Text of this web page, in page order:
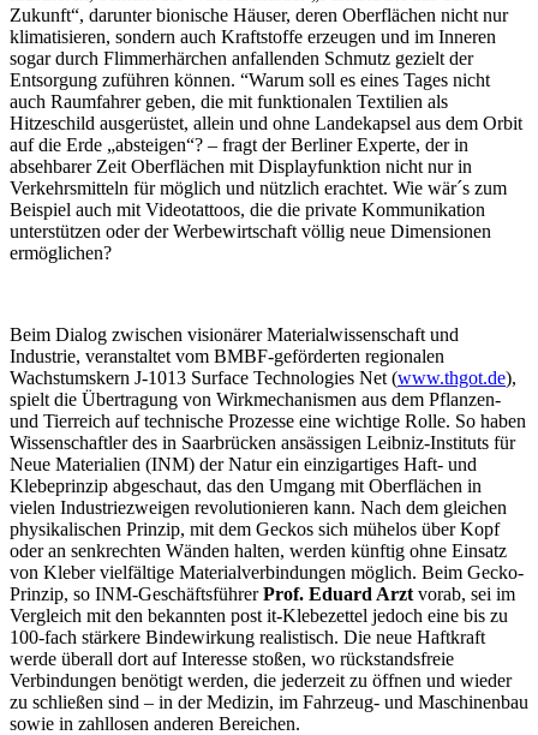
Zukunft“, darunter bionische Häuser, deren Oberflächen nicht nur
klimatisieren, sondern auch Kraftstoffe erzeugen und im Inneren
sogar durch Flimmerhärchen anfallenden Schmutz gezielt der
Entsorgung zuführen können. “Warum soll es eines Tages nicht
auch Raumfahrer geben, die mit funktionalen Textilien als
Hitzeschild ausgerüstet, allein und ohne Landekapsel aus dem Orbit
auf die Erde „absteigen“? – fragt der Berliner Experte, der in
absehbarer Zeit Oberflächen mit Displayfunktion nicht nur in
Verkehrsmitteln für möglich und nützlich erachtet. Wie wär´s zum
Beispiel auch mit Videotattoos, die die private Kommunikation
unterstützen oder der Werbewirtschaft völlig neue Dimensionen
ermöglichen?
Beim Dialog zwischen visionärer Materialwissenschaft und
Industrie, veranstaltet vom BMBF-geförderten regionalen
Wachstumskern J-1013 Surface Technologies Net (www.thgot.de),
spielt die Übertragung von Wirkmechanismen aus dem Pflanzen-
und Tierreich auf technische Prozesse eine wichtige Rolle. So haben
Wissenschaftler des in Saarbrücken ansässigen Leibniz-Instituts für
Neue Materialien (INM) der Natur ein einzigartiges Haft- und
Klebeprinzip abgeschaut, das den Umgang mit Oberflächen in
vielen Industriezweigen revolutionieren kann. Nach dem gleichen
physikalischen Prinzip, mit dem Geckos sich mühelos über Kopf
oder an senkrechten Wänden halten, werden künftig ohne Einsatz
von Kleber vielfältige Materialverbindungen möglich. Beim Gecko-
Prinzip, so INM-GeschäftsführerProf. Eduard Arzt vorab, sei im
Vergleich mit den bekannten post it-Klebezettel jedoch eine bis zu
100-fach stärkere Bindewirkung realistisch. Die neue Haftkraft
werde überall dort auf Interesse stoßen, wo rückstandsfreie
Verbindungen benötigt werden, die jederzeit zu öffnen und wieder
zu schließen sind – in der Medizin, im Fahrzeug- und Maschinenbau
sowie in zahllosen anderen Bereichen.